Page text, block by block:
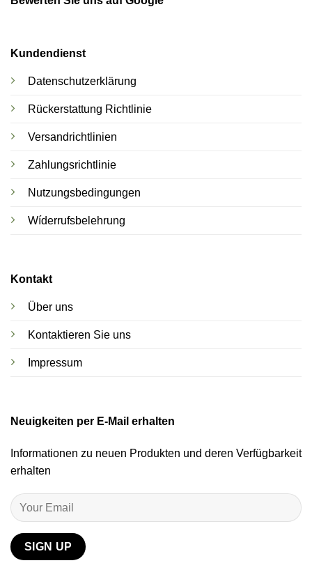
Kundendienst
Datenschutzerklärung
Rückerstattung Richtlinie
Versandrichtlinien
Zahlungsrichtlinie
Nutzungsbedingungen
Wíderrufsbelehrung
Kontakt
Über uns
Kontaktieren Sie uns
Impressum
Neuigkeiten per E-Mail erhalten
Informationen zu neuen Produkten und deren Verfügbarkeit
erhalten